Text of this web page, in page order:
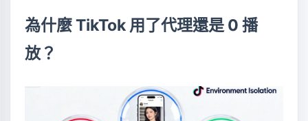
為什麼 TikTok 用了代理還是 0 播
放？